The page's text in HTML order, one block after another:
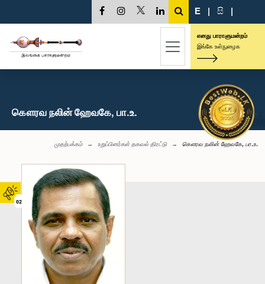
02
E | සි |
எனது பாராளுமன்றம்
இங்கே உள்நுழைக
கௌரவ நலின் ஹேவகே, பா.உ.
முதற்பக்கம் உறுப்பினர்கள் தகவல் திரட்டு கௌரவ நலின் ஹேவகே, பா.உ.